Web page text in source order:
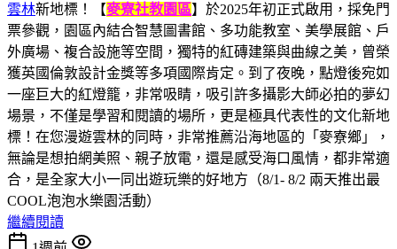
雲林新地標！【麥寮社教園區】於2025年初正式啟用，採免門
票參觀，園區內結合智慧圖書館、多功能教室、美學展館、戶
外廣場、複合設施等空間，獨特的紅磚建築與曲線之美，曾榮
獲英國倫敦設計金獎等多項國際肯定。到了夜晚，點燈後宛如
一座巨大的紅燈籠，非常吸睛，吸引許多攝影大師必拍的夢幻
場景，不僅是學習和閱讀的場所，更是極具代表性的文化新地
標！在您漫遊雲林的同時，非常推薦沿海地區的「麥寮鄉」，
無論是想拍網美照、親子放電，還是感受海口風情，都非常適
合，是全家大小一同出遊玩樂的好地方（8/1- 8/2 兩天推出最
COOL泡泡水樂園活動）
繼續閱讀